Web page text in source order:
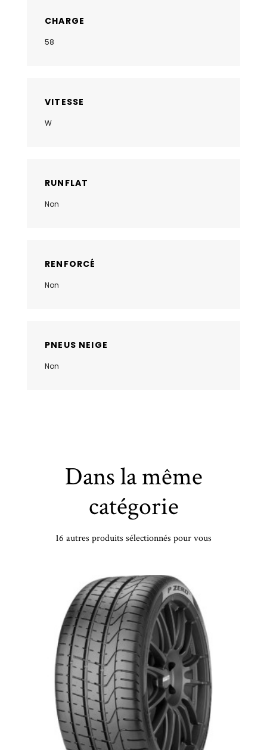
CHARGE
58
VITESSE
W
RUNFLAT
Non
RENFORCÉ
Non
PNEUS NEIGE
Non
Dans la même
catégorie
16 autres produits sélectionnés pour vous